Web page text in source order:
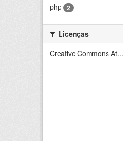
php 2
Licenças
Creative Commons At...